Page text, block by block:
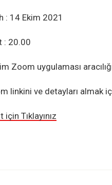
: 14 Ekim 2021
: 20.00
Zoom uygulaması
linkini ve detayları almak
için Tıklayınız